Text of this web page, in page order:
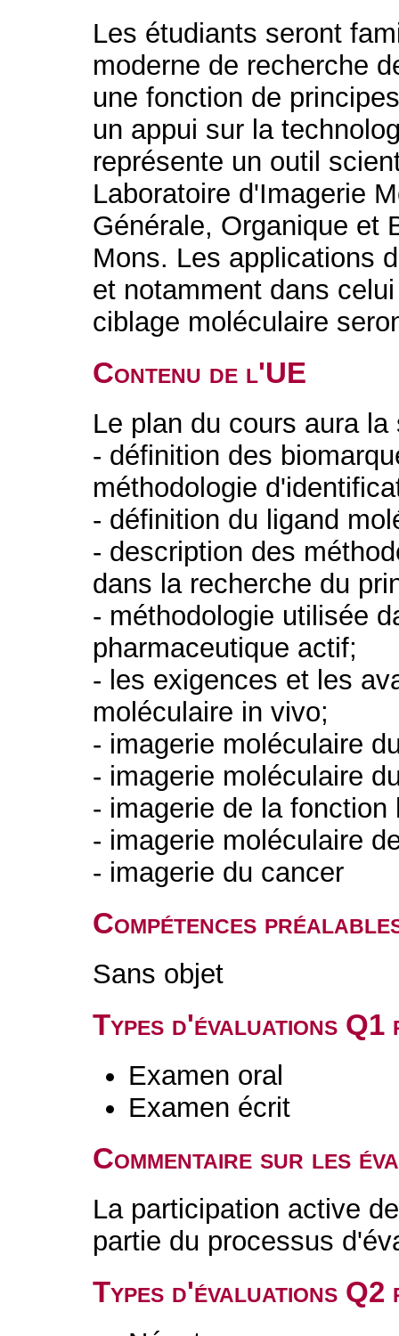
Les étudiants seront
moderne de recherche
une fonction de
un appui sur la
représente un outil
Laboratoire d'Imagerie
Générale, Organique et
Mons. Les applications
et notamment dans
ciblage moléculaire
Contenu de l'UE
Le plan du cours aura
- définition des
méthodologie
- définition du ligand
- description des
dans la recherche du
- méthodologie utilisée
pharmaceutique actif;
- les exigences et les
moléculaire in vivo;
- imagerie moléculaire
- imagerie moléculaire
- imagerie de la fonction
- imagerie moléculaire
- imagerie du cancer
Compétences
Sans objet
Types d'évaluations
Examen oral
Examen écrit
Commentaire sur les
La participation active
partie du processus
Types d'évaluations